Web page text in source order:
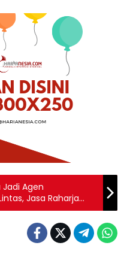
Agen
Jasa Raharja
Kepada 4
di 29 Wilayah